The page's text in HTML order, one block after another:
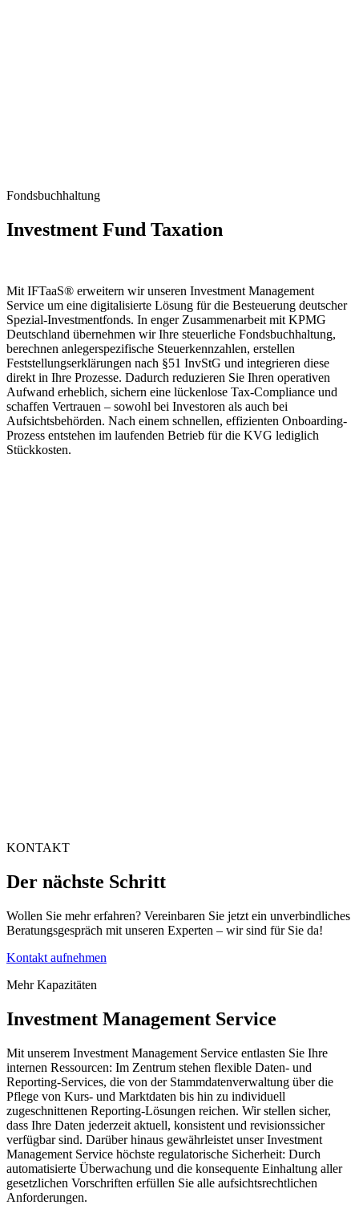
Fondsbuchhaltung
Investment Fund Taxation
Mit IFTaaS® erweitern wir unseren Investment Management
Service um eine digitalisierte Lösung für die Besteuerung deutscher
Spezial-Investmentfonds. In enger Zusammenarbeit mit KPMG
Deutschland übernehmen wir Ihre steuerliche Fondsbuchhaltung,
berechnen anlegerspezifische Steuerkennzahlen, erstellen
Feststellungserklärungen nach §51 InvStG und integrieren diese
direkt in Ihre Prozesse. Dadurch reduzieren Sie Ihren operativen
Aufwand erheblich, sichern eine lückenlose Tax-Compliance und
schaffen Vertrauen – sowohl bei Investoren als auch bei
Aufsichtsbehörden. Nach einem schnellen, effizienten Onboarding-
Prozess entstehen im laufenden Betrieb für die KVG lediglich
Stückkosten.
KONTAKT
Der nächste Schritt
Wollen Sie mehr erfahren? Vereinbaren Sie jetzt ein unverbindliches
Beratungsgespräch mit unseren Experten – wir sind für Sie da!
Kontakt aufnehmen
Mehr Kapazitäten
Investment Management Service
Mit unserem Investment Management Service entlasten Sie Ihre
internen Ressourcen: Im Zentrum stehen flexible Daten- und
Reporting-Services, die von der Stammdatenverwaltung über die
Pflege von Kurs- und Marktdaten bis hin zu individuell
zugeschnittenen Reporting-Lösungen reichen. Wir stellen sicher,
dass Ihre Daten jederzeit aktuell, konsistent und revisionssicher
verfügbar sind. Darüber hinaus gewährleistet unser Investment
Management Service höchste regulatorische Sicherheit: Durch
automatisierte Überwachung und die konsequente Einhaltung aller
gesetzlichen Vorschriften erfüllen Sie alle aufsichtsrechtlichen
Anforderungen.